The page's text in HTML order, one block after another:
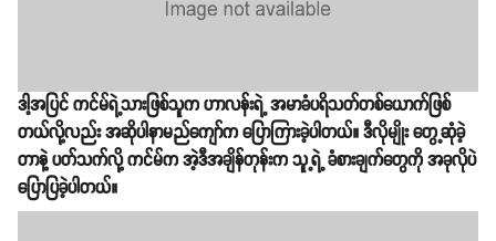
ဒါ့အပြင် ကင်မ်ရဲ့သားဖြစ်သူက ဟာလန်းရဲ့ အမာခံပရိသတ်တစ်ယောက်ဖြစ်
တယ်လို့လည်း အဆိုပါနာမည်ကျော်က ပြောကြားခဲ့ပါတယ်။ ဒီလိုမျိုး တွေ့ဆုံခဲ့
တာနဲ့ ပတ်သက်လို့ ကင်မ်က အဲ့ဒီအချိန်တုန်းက သူ့ရဲ့ ခံစားချက်တွေကို အခုလိုပဲ
ပြောပြခဲ့ပါတယ်။